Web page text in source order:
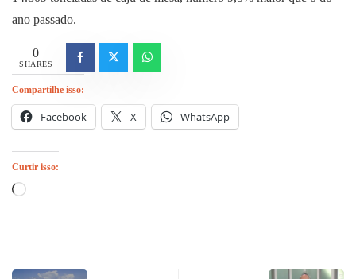
ano passado.
0
SHARES
Compartilhe isso:
Facebook X WhatsApp
Curtir isso:
Carregando...